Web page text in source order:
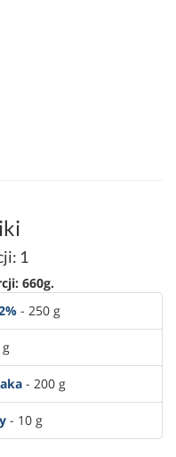
1
660g.
- 250 g
- 200 g
- 10 g